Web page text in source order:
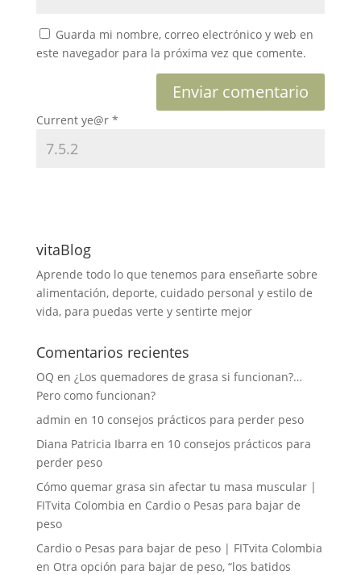
Guarda mi nombre, correo electrónico y web en
este navegador para la próxima vez que comente.
Current ye@r *
vitaBlog
Aprende todo lo que tenemos para enseñarte sobre
alimentación, deporte, cuidado personal y estilo de
vida, para puedas verte y sentirte mejor
Comentarios recientes
OQ en ¿Los quemadores de grasa si funcionan?…
Pero como funcionan?
admin en 10 consejos prácticos para perder peso
Diana Patricia Ibarra en 10 consejos prácticos para
perder peso
Cómo quemar grasa sin afectar tu masa muscular |
FITvita Colombia en Cardio o Pesas para bajar de
peso
Cardio o Pesas para bajar de peso | FITvita Colombia
en Otra opción para bajar de peso, “los batidos